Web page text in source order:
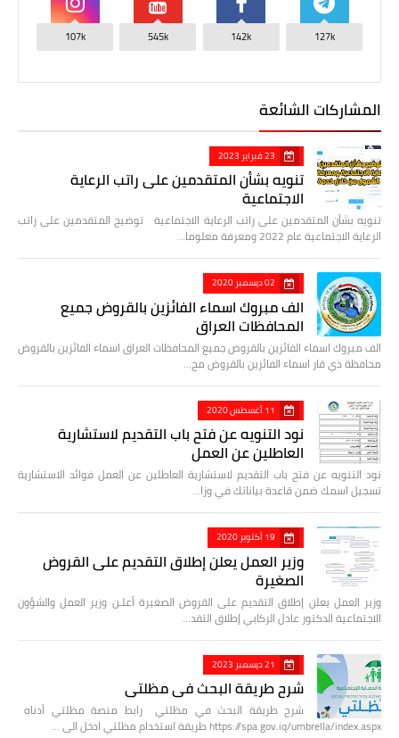
127k
142k
545k
107k
المشاركات الشائعة
23 فبراير 2023
تنويه بشأن المتقدمين على راتب الرعاية
الاجتماعية
تنويه بشأن المتقدمين على راتب الرعاية الاجتماعية توضيح المتقدمين على راتب
الرعاية الاجتماعية عام 2022 ومعرفة معلوما…
02 ديسمبر 2020
الف مبروك اسماء الفائزين بالقروض جميع
المحافظات العراق
الف مبروك اسماء الفائزين بالقروض جميع المحافظات العراق اسماء الفائزين بالقروض
محافظة ذي قار اسماء الفائزين بالقروض مح…
11 أغسطس 2020
نود التنويه عن فتح باب التقديم لاستشارية
العاطلين عن العمل
نود التنويه عن فتح باب التقديم لاستشارية العاطلين عن العمل فوائد الاستشارية
تسجيل اسمك ضمن قاعدة بياناتك في وزا…
19 أكتوبر 2020
وزير العمل يعلن إطلاق التقديم على القروض
الصغيرة
وزير العمل يعلن إطلاق التقديم على القروض الصغيرة أعلـن وزير العمل والشؤون
الاجتماعية الدكتور عادل الركابي إطلاق التقد…
21 ديسمبر 2023
شرح طريقة البحث في مظلتي
شرح طريقة البحث في مظلتي رابط منصة مظلتي أدناه
https://spa.gov.iq/umbrella/index.aspx طريقة استخدام مظلتي ادخل الى …